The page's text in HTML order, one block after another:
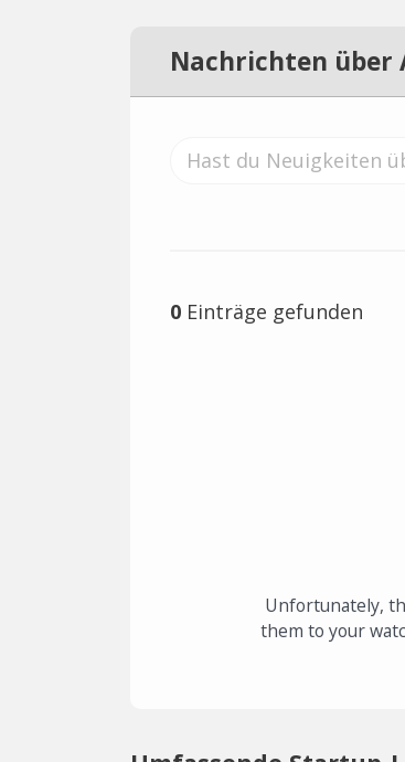
Nachrichten über
0 Einträge gefunden
Unfortunately,
them to your